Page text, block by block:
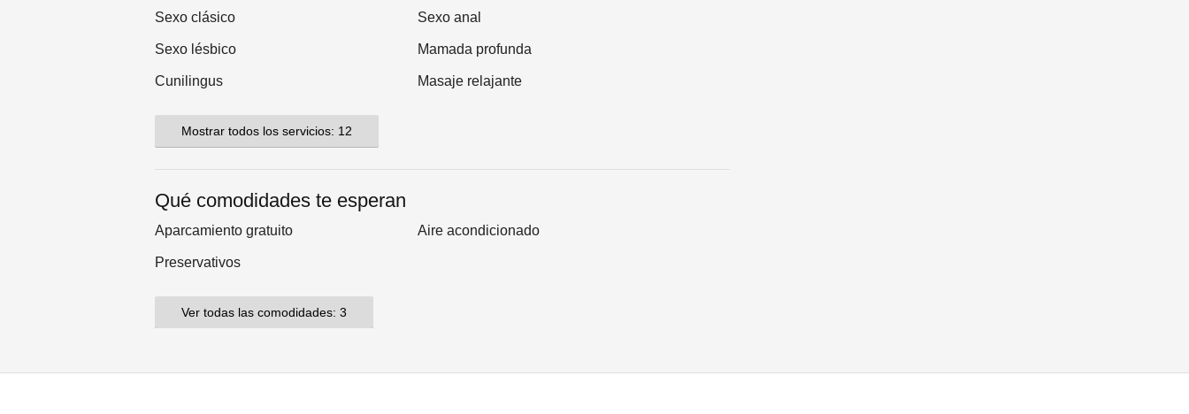
Sexo clásico Sexo anal
Sexo lésbico Mamada profunda
Cunilingus Masaje relajante
Mostrar todos los servicios: 12
Qué comodidades te esperan
Aparcamiento gratuito Aire acondicionado
Preservativos
Ver todas las comodidades: 3